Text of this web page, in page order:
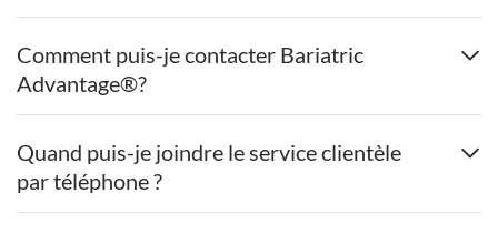
Comment puis-je contacter Bariatric
Advantage®?
Quand puis-je joindre le service clientèle
par téléphone ?